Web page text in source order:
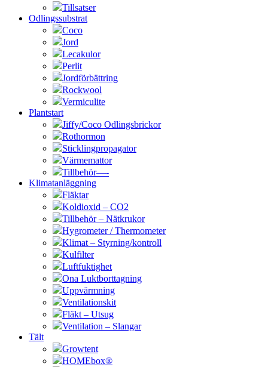
Tillsatser
Odlingssubstrat
Coco
Jord
Lecakulor
Perlit
Jordförbättring
Rockwool
Vermiculite
Plantstart
Jiffy/Coco Odlingsbrickor
Rothormon
Sticklingpropagator
Värmemattor
Tillbehör—-
Klimatanläggning
Fläktar
Koldioxid – CO2
Tillbehör – Nätkrukor
Hygrometer / Thermometer
Klimat – Styrning/kontroll
Kulfilter
Luftfuktighet
Ona Luktborttagning
Uppvärmning
Ventilationskit
Fläkt – Utsug
Ventilation – Slangar
Tält
Growtent
HOMEbox®